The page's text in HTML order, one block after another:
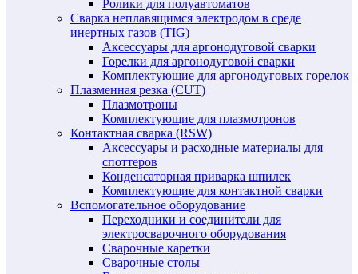
Ролики для полуавтоматов
Сварка неплавящимся электродом в среде
инертных газов (TIG)
Аксессуары для аргонодуговой сварки
Горелки для аргонодуговой сварки
Комплектующие для аргонодуговых горелок
Плазменная резка (CUT)
Плазмотроны
Комплектующие для плазмотронов
Контактная сварка (RSW)
Аксессуары и расходные материалы для
споттеров
Конденсаторная приварка шпилек
Комплектующие для контактной сварки
Вспомогательное оборудование
Переходники и соединители для
электросварочного оборудования
Сварочные каретки
Сварочные столы